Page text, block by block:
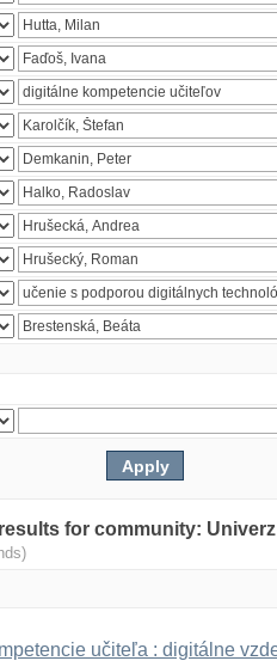
for community:
učiteľa : digitálne